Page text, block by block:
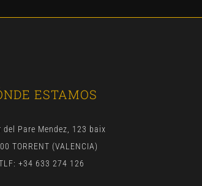
ESTAMOS
del Pare Mendez, 123 baix
TORRENT (VALENCIA)
+34 633 274 126